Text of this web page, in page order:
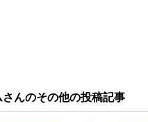
んのその他の投稿記事